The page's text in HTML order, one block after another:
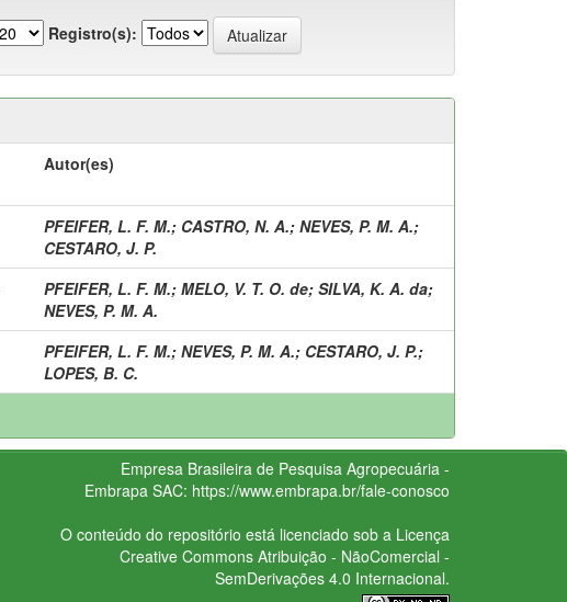
Registro(s):
Autor(es)
PFEIFER, L. F. M.; CASTRO, N. A.; NEVES, P. M. A.;
CESTARO, J. P.
PFEIFER, L. F. M.; MELO, V. T. O. de; SILVA, K. A. da;
NEVES, P. M. A.
PFEIFER, L. F. M.; NEVES, P. M. A.; CESTARO, J. P.;
LOPES, B. C.
Empresa Brasileira de Pesquisa Agropecuária -
Embrapa SAC: https://www.embrapa.br/fale-conosco
O conteúdo do repositório está licenciado sob a Licença
Creative CommonsAtribuição - NãoComercial -
SemDerivações 4.0 Internacional.